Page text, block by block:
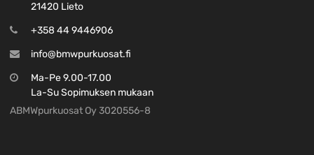
21420 Lieto
+358 44 9446906
info@bmwpurkuosat.fi
Ma-Pe 9.00-17.00
La-Su Sopimuksen mukaan
ABMWpurkuosat Oy 3020556-8